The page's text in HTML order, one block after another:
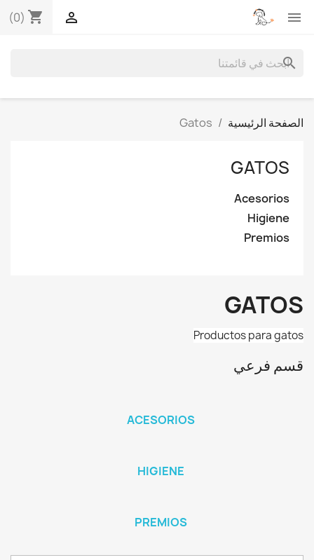

shopping_cart
(0) 
search
الصفحة الرئيسية Gatos
GATOS
Acesorios
Higiene
Premios
GATOS
Productos para gatos
قسم فرعي
ACESORIOS
HIGIENE
PREMIOS